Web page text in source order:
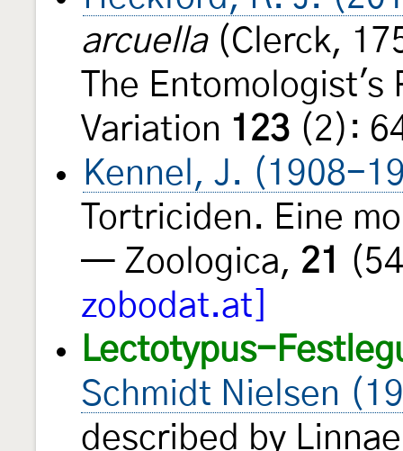
arcuella(Clerck,
The
Variation 123 (2):
Kennel, J. (1908-
Tortriciden. Eine
— Zoologica, 21
zobodat.at]
Lectotypus-
Schmidt Nielsen
described by